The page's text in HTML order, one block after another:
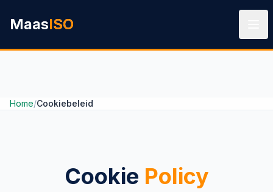
MaasISO
Home/Cookiebeleid
Cookie Policy